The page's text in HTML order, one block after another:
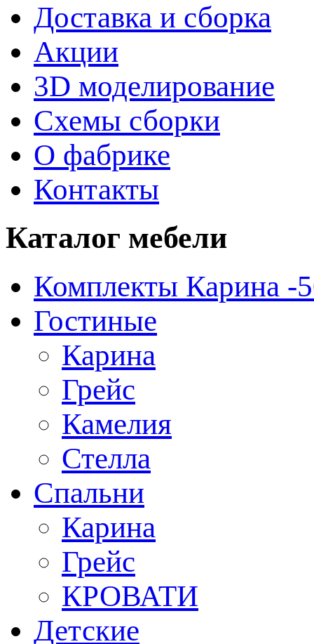
Доставка и сборка
Акции
3D моделирование
Схемы сборки
О фабрике
Контакты
Каталог мебели
Комплекты Карина -
Гостиные
Карина
Грейс
Камелия
Стелла
Спальни
Карина
Грейс
КРОВАТИ
Детские